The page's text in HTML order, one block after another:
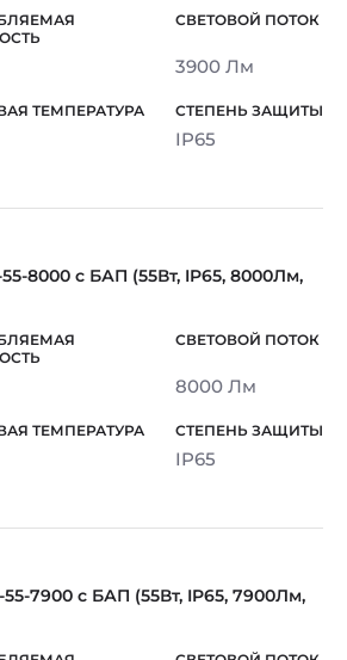
3900 Лм
IP65
8000 с БАП (55Вт, IP65, 8000Лм,
8000 Лм
IP65
7900 с БАП (55Вт, IP65, 7900Лм,